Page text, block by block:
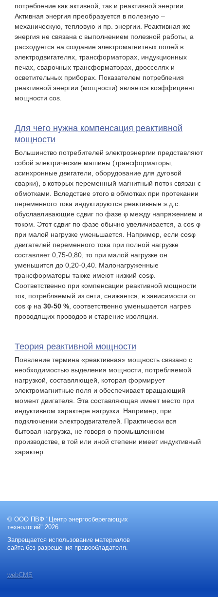
потребление как активной, так и реактивной энергии.
Активная энергия преобразуется в полезную –
механическую, тепловую и пр. энергии. Реактивная же
энергия не связана с выполнением полезной работы, а
расходуется на создание электромагнитных полей в
электродвигателях, трансформаторах, индукционных
печах, сварочных трансформаторах, дросселях и
осветительных приборах. Показателем потребления
реактивной энергии (мощности) является коэффициент
мощности сos.
Для чего нужна компенсация реактивной
мощности
Большинство потребителей электроэнергии представляют
собой электрические машины (трансформаторы,
асинхронные двигатели, оборудование для дуговой
сварки), в которых переменный магнитный поток связан с
обмотками. Вследствие этого в обмотках при протекании
переменного тока индуктируются реактивные э.д.с.
обуславливающие сдвиг по фазе φ между напряжением и
током. Этот сдвиг по фазе обычно увеличивается, а cos φ
при малой нагрузке уменьшается. Например, если cosφ
двигателей переменного тока при полной нагрузке
составляет 0,75-0,80, то при малой нагрузке он
уменьшится до 0,20-0,40. Малонагруженные
трансформаторы также имеют низкий cosφ.
Соответственно при компенсации реактивной мощности
ток, потребляемый из сети, снижается, в зависимости от
cos φ на 30-50 % , соответственно уменьшается нагрев
проводящих проводов и старение изоляции.
Теория реактивной мощности
Появление термина «реактивная» мощность связано с
необходимостью выделения мощности, потребляемой
нагрузкой, составляющей, которая формирует
электромагнитные поля и обеспечивает вращающий
момент двигателя. Эта составляющая имеет место при
индуктивном характере нагрузки. Например, при
подключении электродвигателей. Практически вся
бытовая нагрузка, не говоря о промышленном
производстве, в той или иной степени имеет индуктивный
характер.
© ООО ПВФ "Центр энергосберегающих
технологий" 2026.
Запрещается использование материалов
сайта без разрешения правообладателя.
webCMS